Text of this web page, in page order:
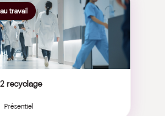
travail
recyclage